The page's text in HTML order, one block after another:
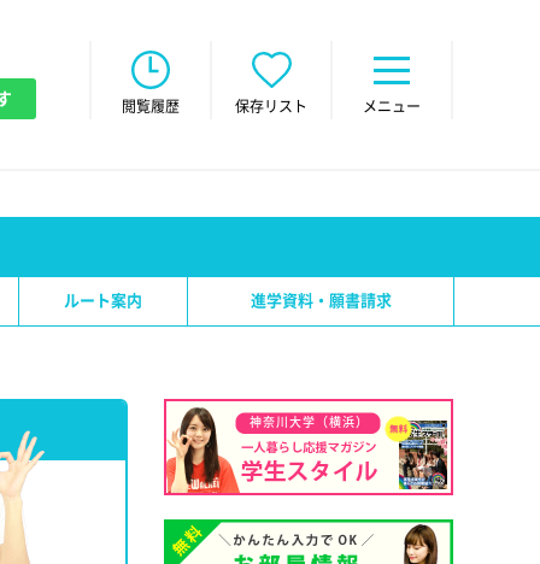
閲覧履歴 保存リスト メニュー
ルート案内 進学資料・願書請求
神奈川大学（横浜）